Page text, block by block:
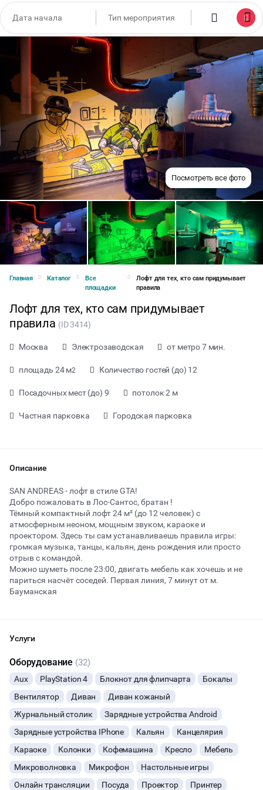
Посмотреть все фото
Главная Каталог
Все
площадки
Лофт для тех, кто сам придумывает
правила
Лофт для тех, кто сам придумывает
правила (ID 3414)
Москва Электрозаводская от метро 7 мин.
площадь 24 м2 Количество гостей (до) 12
Посадочных мест (до) 9 потолок 2 м
Частная парковка Городская парковка
Описание
SAN ANDREAS - лофт в стиле GTA!
Добро пожаловать в Лос-Сантос, братан !
Тёмный компактный лофт 24 м² (до 12 человек) с
атмосферным неоном, мощным звуком, караоке и
проектором. Здесь ты сам устанавливаешь правила игры:
громкая музыка, танцы, кальян, день рождения или просто
отрыв с командой.
Можно шуметь после 23:00, двигать мебель как хочешь и не
париться насчёт соседей. Первая линия, 7 минут от м.
Бауманская
парковка городская и частная
возможность шуметь после 23:00
качественный звук
вся необходимая мебель, столы, стулья
туалеты и раковины с зеркалами
атмосферная регулируемая неоновая подсветка
возможность двигать мебель специально под ваше
мероприятие
настольные игры
wi-fi
проектор
Услуги
Оборудование (32)
Aux PlayStation 4 Блокнот для флипчарта
Бокалы
Вентилятор
Диван
Диван кожаный
Журнальный столик
Зарядные устройства Android
Зарядные устройства IPhone
Кальян
Канцелярия
Караоке
Колонки Кофемашина Кресло
Мебель
Микроволновка
Микрофон
Настольные игры
Онлайн трансляции
Посуда Проектор
Принтер
от 500 ₽ за час
Тип мероприятия
ВЕЧЕРИНКИ
ДЕТСКИЕ ПРАЗДНИКИ
СВАДЬБЫ
КОРПОРАТИВЫ
ДЕЛОВЫЕ МЕРОПРИЯТИЯ
КВАРТИРНИКИ
Начало Окончание
ОСТАВИТЬ ЗАЯВКУ
Вы можете отменить заявку в любой момент, это бесплатно
или поменять параметры с нашим менеджером после того, как
оставите заявку
🔥 6 человек интересовались этой площадкой сегодня